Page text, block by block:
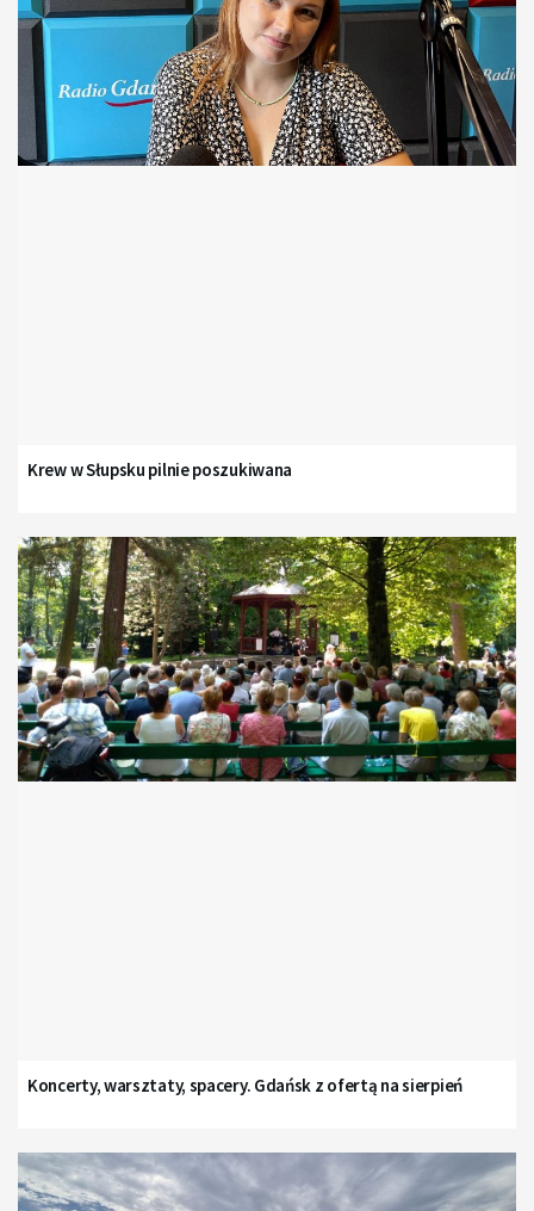
Krew w Słupsku pilnie poszukiwana
Koncerty, warsztaty, spacery. Gdańsk z ofertą na sierpień